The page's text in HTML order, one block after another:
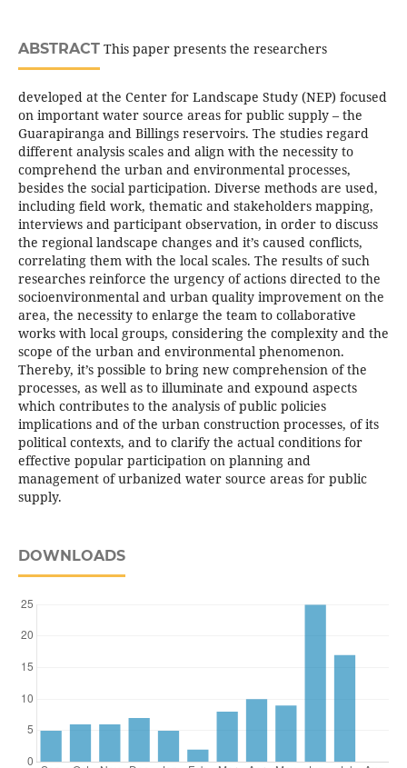
ABSTRACTThis paper presents the researchers
developed at the Center for Landscape Study (NEP) focused
on important water source areas for public supply – the
Guarapiranga and Billings reservoirs. The studies regard
different analysis scales and align with the necessity to
comprehend the urban and environmental processes,
besides the social participation. Diverse methods are used,
including field work, thematic and stakeholders mapping,
interviews and participant observation, in order to discuss
the regional landscape changes and it’s caused conflicts,
correlating them with the local scales. The results of such
researches reinforce the urgency of actions directed to the
socioenvironmental and urban quality improvement on the
area, the necessity to enlarge the team to collaborative
works with local groups, considering the complexity and the
scope of the urban and environmental phenomenon.
Thereby, it’s possible to bring new comprehension of the
processes, as well as to illuminate and expound aspects
which contributes to the analysis of public policies
implications and of the urban construction processes, of its
political contexts, and to clarify the actual conditions for
effective popular participation on planning and
management of urbanized water source areas for public
supply.
DOWNLOADS